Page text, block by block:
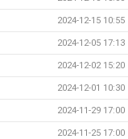
2024-12-15 10:55
2024-12-05 17:13
2024-12-02 15:20
2024-12-01 10:30
2024-11-29 17:00
2024-11-25 17:00